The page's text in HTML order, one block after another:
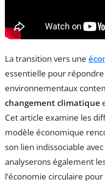
La transition vers une
essentielle pour
environnementaux
changement climatique
Cet article examine les
modèle économique
son lien indissociable
analyserons également
l’économie circulaire